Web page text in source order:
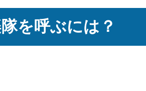
を呼ぶには？